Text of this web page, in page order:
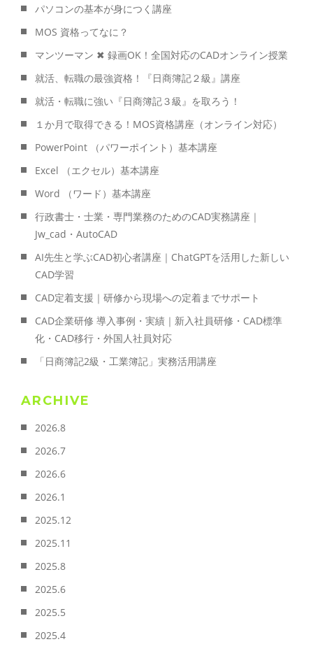
パソコンの基本が身につく講座
MOS 資格ってなに？
マンツーマン ✖ 録画OK！全国対応のCADオンライン授業
就活、転職の最強資格！『日商簿記２級』講座
就活・転職に強い『日商簿記３級』を取ろう！
１か月で取得できる！MOS資格講座（オンライン対応）
PowerPoint （パワーポイント）基本講座
Excel （エクセル）基本講座
Word （ワード）基本講座
行政書士・士業・専門業務のためのCAD実務講座｜
Jw_cad・AutoCAD
AI先生と学ぶCAD初心者講座｜ChatGPTを活用した新しい
CAD学習
CAD定着支援｜研修から現場への定着までサポート
CAD企業研修 導入事例・実績｜新入社員研修・CAD標準
化・CAD移行・外国人社員対応
「日商簿記2級・工業簿記」実務活用講座
ARCHIVE
2026.8
2026.7
2026.6
2026.1
2025.12
2025.11
2025.8
2025.6
2025.5
2025.4